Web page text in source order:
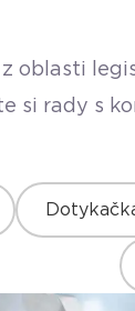
oblasti
si rady s